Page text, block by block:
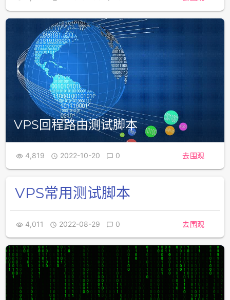
VPS回程路由测试脚本
 4,819  2022-10-20  0 去围观
VPS常用测试脚本
 4,011  2022-08-29  0 去围观